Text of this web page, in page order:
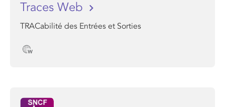
Traces Web
TRACabilité des Entrées et Sorties